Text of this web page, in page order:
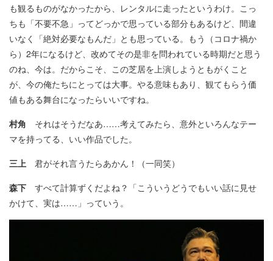
も観るものがなかったから、レンタルに走ったというわけ。こっ
ちも「不要不急」ってどっかで思っている部分もあるけど、間違
いなく「絶対必要なもんだ」とも思っている。もう（コロナ禍か
ら）2年になるけど、改めてその是非を問われている時期だと思う
のね、今は。だからこそ、この芝居を上演しようともがくこと
が、今の俺たちにとっては大事。やる意味もあり、観てもらう価
値もある舞台になったらいいですね。
村角 それはそうだなあ……考えてみたら、意外といろんなテー
マを持ってる、いい作品でした。
三上 君がそれ言うたらあかん！（一同笑）
森下 すべて計算ずくだよね？「こういうどうでもいい話に見せ
かけて、実は……」っていう。